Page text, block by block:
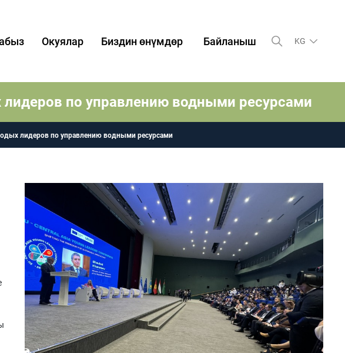
Окуялар Биздин өнүмдөр Байланыш KG
по управлению водными ресурсами
лидеров по управлению водными ресурсами